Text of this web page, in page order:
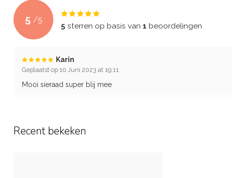
5 /5
5 sterren op basis van 1 beoordelingen
Karin
Geplaatst op 10 Juni 2023 at 19:11
Mooi sieraad super blij mee
Recent bekeken